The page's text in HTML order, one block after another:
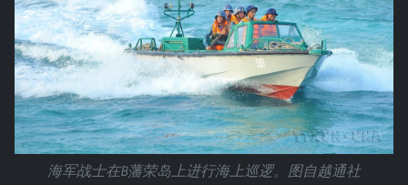
海军战士在B藩荣岛上进行海上巡逻。图自越通社